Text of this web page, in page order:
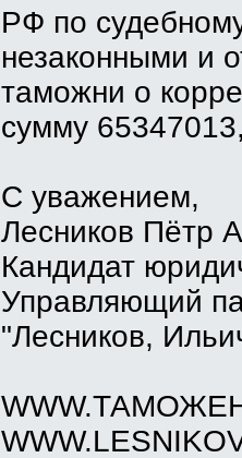
РФ по
незаконными и
таможни о
сумму
С уважением,
Лесников Пётр
Кандидат
Управляющий
"Лесников,